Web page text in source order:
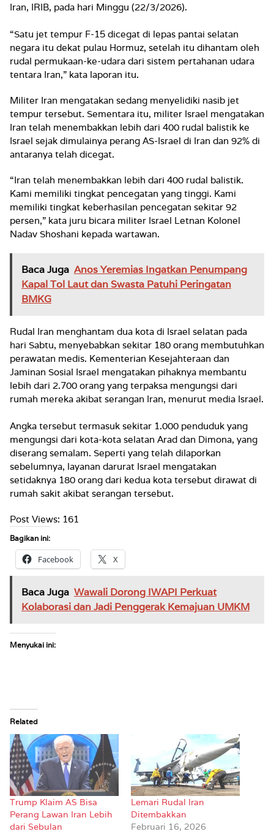
Iran, IRIB, pada hari Minggu (22/3/2026).
“Satu jet tempur F-15 dicegat di lepas pantai selatan
negara itu dekat pulau Hormuz, setelah itu dihantam oleh
rudal permukaan-ke-udara dari sistem pertahanan udara
tentara Iran,” kata laporan itu.
Militer Iran mengatakan sedang menyelidiki nasib jet
tempur tersebut. Sementara itu, militer Israel mengatakan
Iran telah menembakkan lebih dari 400 rudal balistik ke
Israel sejak dimulainya perang AS-Israel di Iran dan 92% di
antaranya telah dicegat.
“Iran telah menembakkan lebih dari 400 rudal balistik.
Kami memiliki tingkat pencegatan yang tinggi. Kami
memiliki tingkat keberhasilan pencegatan sekitar 92
persen,” kata juru bicara militer Israel Letnan Kolonel
Nadav Shoshani kepada wartawan.
Baca Juga Anos Yeremias Ingatkan Penumpang
Kapal Tol Laut dan Swasta Patuhi Peringatan
BMKG
Rudal Iran menghantam dua kota di Israel selatan pada
hari Sabtu, menyebabkan sekitar 180 orang membutuhkan
perawatan medis. Kementerian Kesejahteraan dan
Jaminan Sosial Israel mengatakan pihaknya membantu
lebih dari 2.700 orang yang terpaksa mengungsi dari
rumah mereka akibat serangan Iran, menurut media Israel.
Angka tersebut termasuk sekitar 1.000 penduduk yang
mengungsi dari kota-kota selatan Arad dan Dimona, yang
diserang semalam. Seperti yang telah dilaporkan
sebelumnya, layanan darurat Israel mengatakan
setidaknya 180 orang dari kedua kota tersebut dirawat di
rumah sakit akibat serangan tersebut.
Post Views: 161
Bagikan ini:
Facebook X
Baca Juga Wawali Dorong IWAPI Perkuat
Kolaborasi dan Jadi Penggerak Kemajuan UMKM
Menyukai ini:
Related
Trump Klaim AS Bisa
Perang Lawan Iran Lebih
dari Sebulan
Lemari Rudal Iran
Ditembakkan
Februari 16, 2026